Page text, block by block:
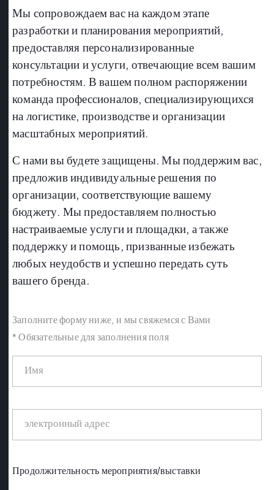
Мы сопровождаем вас на каждом этапе
разработки и планирования мероприятий,
предоставляя персонализированные
консультации и услуги, отвечающие всем вашим
потребностям. В вашем полном распоряжении
команда профессионалов, специализирующихся
на логистике, производстве и организации
масштабных мероприятий.
С нами вы будете защищены. Мы поддержим вас,
предложив индивидуальные решения по
организации, соответствующие вашему
бюджету. Мы предоставляем полностью
настраиваемые услуги и площадки, а также
поддержку и помощь, призванные избежать
любых неудобств и успешно передать суть
вашего бренда.
Заполните форму ниже, и мы свяжемся с Вами
* Обязательные для заполнения поля
Продолжительность мероприятия/выставки